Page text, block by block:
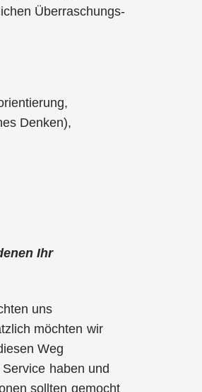
Überraschungs-
Denken),
Ihr
uns
möchten wir
Weg
haben und
sollten gemocht